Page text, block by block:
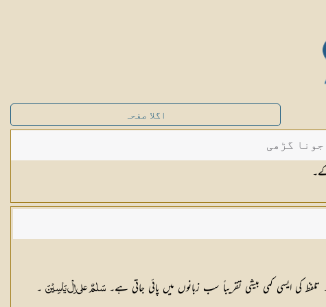
اگلا صفحہ
گڑھی
تلفظ کی ایسی کمی بیشی تقریباً سب زبانوں میں پائی جاتی ہے۔ سَلٰمٌ علی اِلْ یَاسِیْنَ ۔